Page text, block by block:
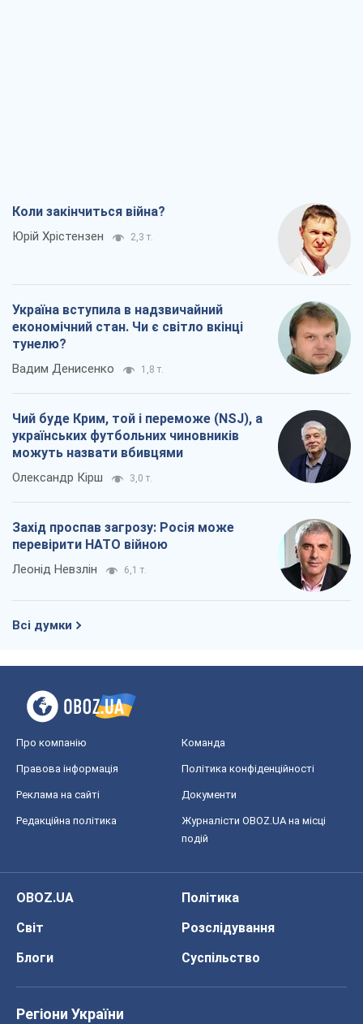
Коли закінчиться війна?
Юрій Хрістензен 2,3 т.
Україна вступила в надзвичайний
економічний стан. Чи є світло вкінці
тунелю?
Вадим Денисенко 1,8 т.
Чий буде Крим, той і переможе (NSJ), а
українських футбольних чиновників
можуть назвати вбивцями
Олександр Кірш 3,0 т.
Захід проспав загрозу: Росія може
перевірити НАТО війною
Леонід Невзлін 6,1 т.
Всі думки
Про компанію Команда
Правова інформація Політика конфіденційності
Реклама на сайті Документи
Редакційна політика
Журналісти OBOZ.UA на місці
подій
OBOZ.UA
Політика
Світ
Розслідування
Блоги
Суспільство
Регіони України